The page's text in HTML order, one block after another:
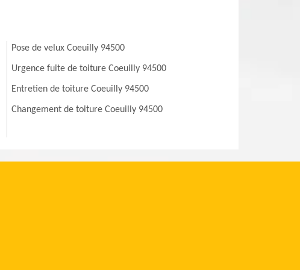
Pose de velux Coeuilly 94500
Urgence fuite de toiture Coeuilly 94500
Entretien de toiture Coeuilly 94500
Changement de toiture Coeuilly 94500